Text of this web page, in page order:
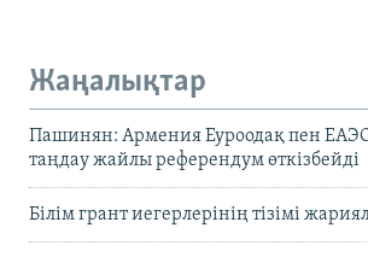
Жаңалықтар
Пашинян: Армения Еуроодақ пен
таңдау жайлы референдум өткізбейді
Білім грант иегерлерінің тізімі